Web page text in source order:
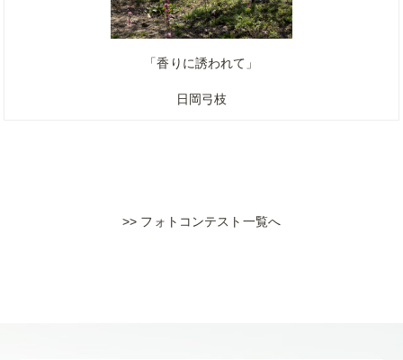
「香りに誘われて」
日岡弓枝
>> フォトコンテスト一覧へ